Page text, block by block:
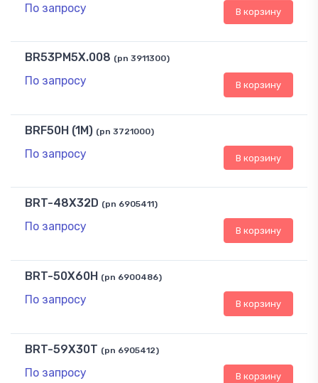
По запросу В корзину
BR53PM5X.008 (pn 3911300)
По запросу В корзину
BRF50H (1M) (pn 3721000)
По запросу В корзину
BRT-48X32D (pn 6905411)
По запросу В корзину
BRT-50X60H (pn 6900486)
По запросу В корзину
BRT-59X30T (pn 6905412)
По запросу В корзину